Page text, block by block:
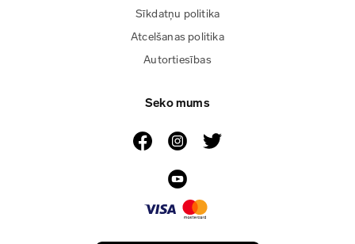
Sīkdatņu politika
Atcelšanas politika
Autortiesības
Seko mums